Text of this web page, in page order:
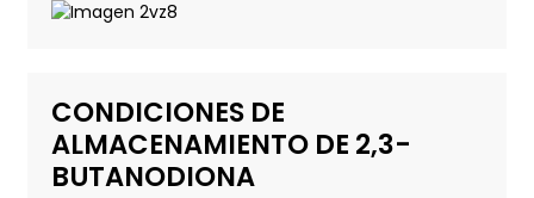
CONDICIONES DE
ALMACENAMIENTO DE 2,3-
BUTANODIONA